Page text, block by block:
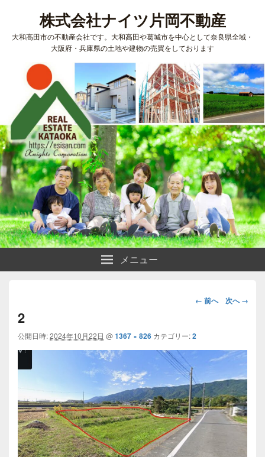
株式会社ナイツ片岡不動産
大和高田市の不動産会社です。大和高田や葛城市を中心として奈良県全域・
大阪府・兵庫県の土地や建物の売買をしております
メニュー
画
ビ
ゲ
ョ
ン
← 前へ 次へ →
2
公開日時:2024年10月22日 @1367 × 826 カテゴリー:2